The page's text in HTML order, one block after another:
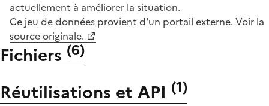
actuellement à améliorer la situation.
Ce jeu de données provient d'un portail externe. Voir la
source originale.
Fichiers (6)
Réutilisations et API (1)